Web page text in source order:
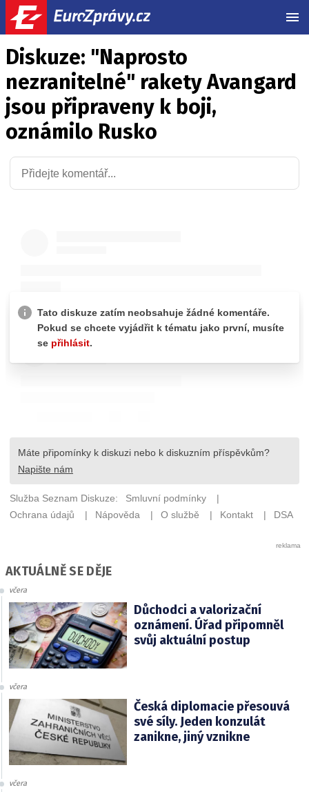
Diskuze: "Naprosto
nezranitelné" rakety Avangard
jsou připraveny k boji,
oznámilo Rusko
AKTUÁLNĚ SE DĚJE
včera
Důchodci a valorizační
oznámení. Úřad připomněl
svůj aktuální postup
včera
Česká diplomacie přesouvá
své síly. Jeden konzulát
zanikne, jiný vznikne
včera